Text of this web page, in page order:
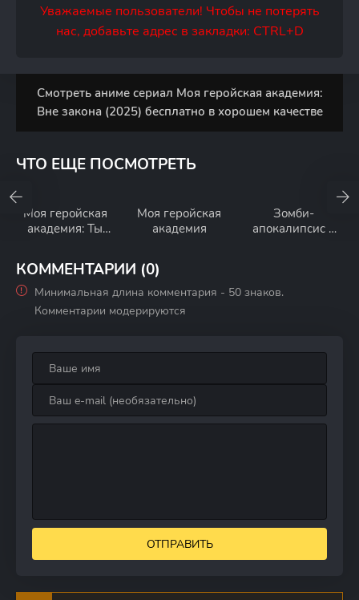
Уважаемые пользователи! Чтобы не потерять
нас, добавьте адрес в закладки: CTRL+D
Смотреть аниме сериал Моя геройская академия:
Вне закона (2025) бесплатно в хорошем качестве
ЧТО ЕЩЕ ПОСМОТРЕТЬ
Моя геройская
академия: Ты
Моя геройская
академия
Зомби-
апокалипсис и
смертью
КОММЕНТАРИИ (0)
Минимальная длина комментария - 50 знаков.
Комментарии модерируются
ОТПРАВИТЬ